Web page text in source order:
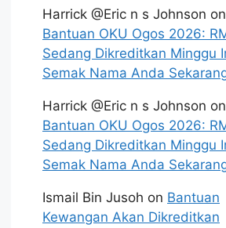
Harrick @Eric n s Johnson on
Bantuan OKU Ogos 2026:
Sedang Dikreditkan Minggu
Semak Nama Anda
Harrick @Eric n s Johnson on
Bantuan OKU Ogos 2026:
Sedang Dikreditkan Minggu
Semak Nama Anda
Ismail Bin Jusoh on Bantuan
Kewangan Akan Dikreditkan